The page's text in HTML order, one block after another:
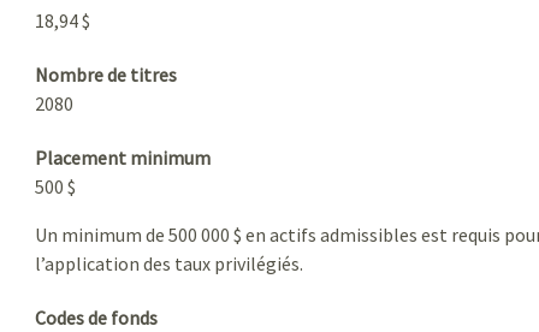
18,94 $
Nombre de titres
2080
Placement minimum
500 $
Un minimum de 500 000 $ en actifs admissibles est requis
l’application des taux privilégiés.
Codes de fonds